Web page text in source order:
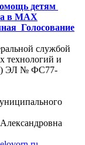
детям
в MAX
Голосование
службой
технологий и
ЭЛ № ФС77-